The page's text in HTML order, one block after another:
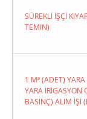
SÜREKLİ İŞÇİ
TEMIN)
1 M³ (ADET)
YARA İRİGASYON
BASINÇ) ALIM İŞİ